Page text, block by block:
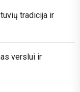
tradicija ir
verslui ir